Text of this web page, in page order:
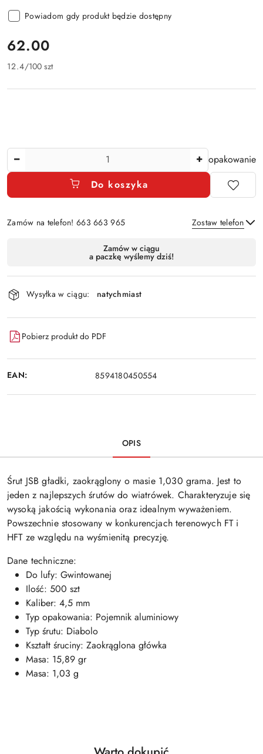
Powiadom gdy produkt będzie dostępny
cena:
62.00
12.4/100 szt
opakowanie
Do koszyka
Zamów na telefon! 663 663 965 Zostaw telefon
Wyślij
dostawa
Zamów w ciągu
a paczkę wyślemy dziś!
Wysyłka w ciągu: natychmiast
Pobierz produkt do PDF
EAN: 8594180450554
OPIS
Śrut JSB gładki, zaokrąglony o masie 1,030 grama. Jest to
jeden z najlepszych śrutów do wiatrówek. Charakteryzuje się
wysoką jakością wykonania oraz idealnym wyważeniem.
Powszechnie stosowany w konkurencjach terenowych FT i
HFT ze względu na wyśmienitą precyzję.
Dane techniczne:
Do lufy: Gwintowanej
Ilość: 500 szt
Kaliber: 4,5 mm
Typ opakowania: Pojemnik aluminiowy
Typ śrutu: Diabolo
Kształt śruciny: Zaokrąglona główka
Masa: 15,89 gr
Masa: 1,03 g